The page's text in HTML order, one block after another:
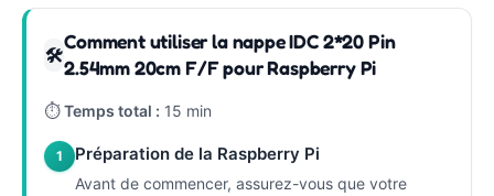
🛠
Comment utiliser la nappe IDC 2*20 Pin
2.54mm 20cm F/F pour Raspberry Pi
⏱Temps total : 15 min
1 Préparation de la Raspberry Pi
Avant de commencer, assurez-vous que votre